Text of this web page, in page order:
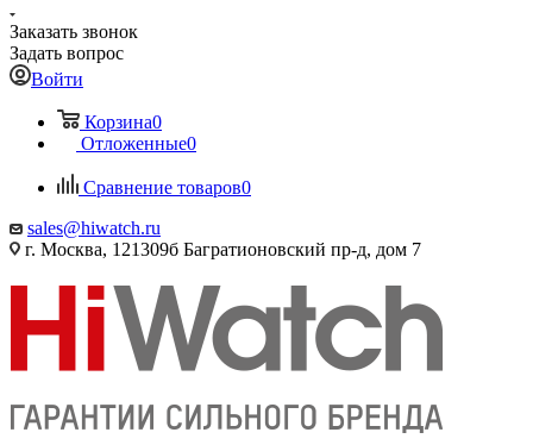
Заказать звонок
Задать вопрос
Войти
Корзина0
Отложенные0
Сравнение товаров0
sales@hiwatch.ru
г. Москва, 121309б Багратионовский пр-д, дом 7